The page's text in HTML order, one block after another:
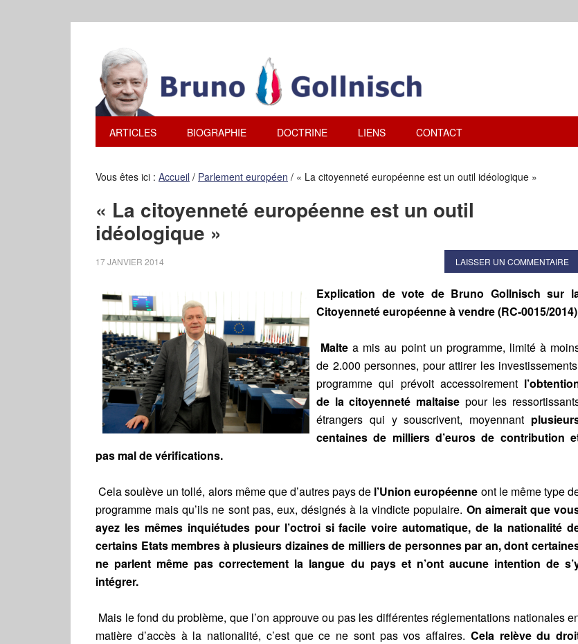
ARTICLES BIOGRAPHIE DOCTRINE LIENS CONTACT
Vous êtes ici : Accueil / Parlement européen / « La citoyenneté européenne est un outil idéologique »
« La citoyenneté européenne est un outil
idéologique »
17 JANVIER 2014 LAISSER UN COMMENTAIRE
Explication de vote de Bruno Gollnisch sur
Citoyenneté européenne à vendre (RC-0015/2014)
Malte a mis au point un programme, limité à
de 2.000 personnes, pour attirer les
programme qui prévoit accessoirement
de la citoyenneté maltaise pour les
étrangers qui y souscrivent, moyennant
centaines de milliers d’euros de contribution
pas mal de vérifications.
Cela soulève un tollé, alors même que d’autres pays de l’Union européenne ont le même type
programme mais qu’ils ne sont pas, eux, désignés à la vindicte populaire. On aimerait que
ayez les mêmes inquiétudes pour l’octroi si facile voire automatique, de la nationalité
certains Etats membres à plusieurs dizaines de milliers de personnes par an, dont
ne parlent même pas correctement la langue du pays et n’ont aucune intention de
intégrer.
Mais le fond du problème, que l’on approuve ou pas les différentes réglementations nationales
matière d’accès à la nationalité, c’est que ce ne sont pas vos affaires. Cela relève du